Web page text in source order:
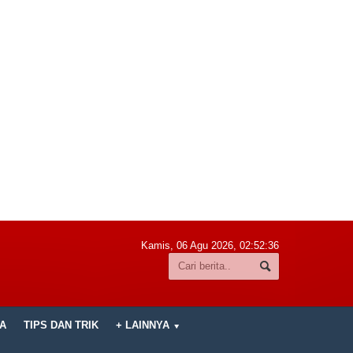
Kamis, 06 Agu 2026, 02:52:38
TIPS DAN TRIK + LAINNYA